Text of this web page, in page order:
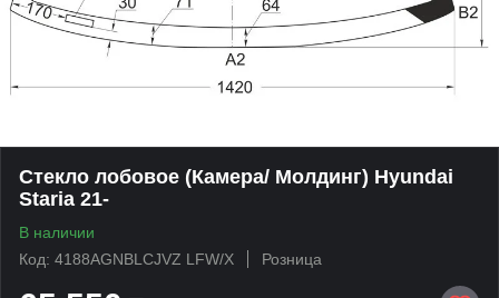
Стекло лобовое (Камера/ Молдинг) Hyundai
Staria 21-
В наличии
Код: 4188AGNBLCJVZ LFW/X
Розница